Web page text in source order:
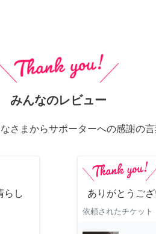
みんなのレビュー
さまからサポーターへの感謝の
らし
ありがとうご
依頼されたチケット